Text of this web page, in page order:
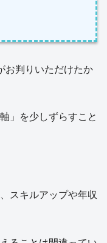
お判りいただけたか
」を少しずらすこと
スキルアップや年収